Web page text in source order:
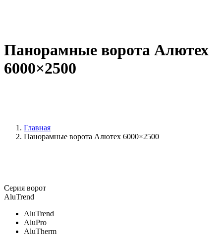
Панорамные ворота Алютех
6000×2500
Главная
Панорамные ворота Алютех 6000×2500
Серия ворот
AluTrend
AluTrend
AluPro
AluTherm